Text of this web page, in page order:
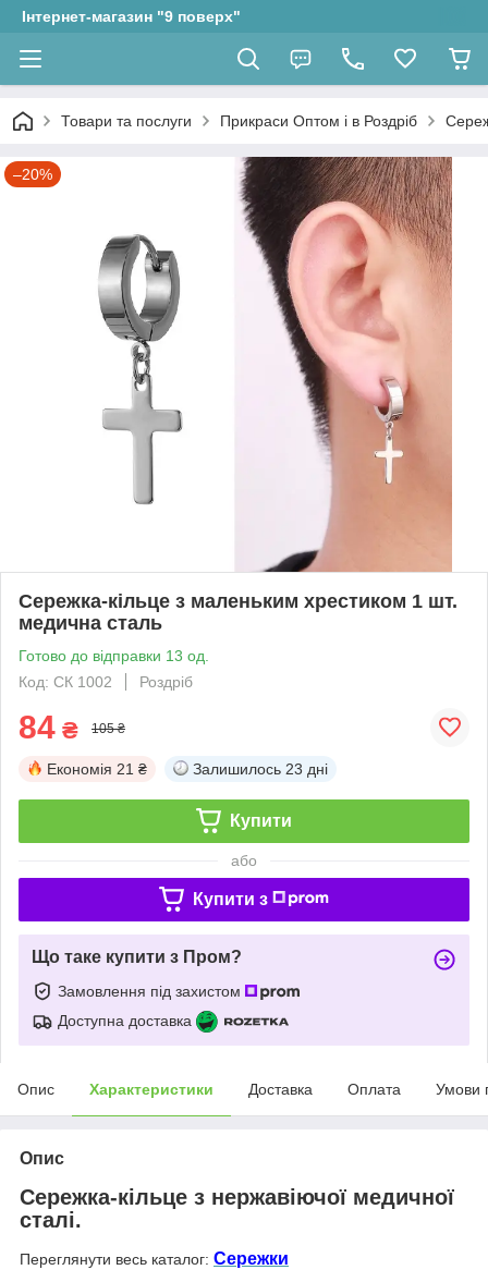
Інтернет-магазин "9 поверх"
Товари та послуги Прикраси Оптом і в Роздріб
–20%
Сережка-кільце з маленьким хрестиком 1 шт.
медична сталь
Готово до відправки 13 од.
Код: СК 1002
Роздріб
84 ₴ 105 ₴
Економія 21 ₴ Залишилось 23 дні
Купити
або
Купити з
Що таке купити з Пром?
Замовлення під захистом
Доступна доставка
Опис Характеристики Доставка Оплата Умови
Опис
Сережка-кільце з нержавіючої медичної
сталі.
Переглянути весь каталог: Сережки